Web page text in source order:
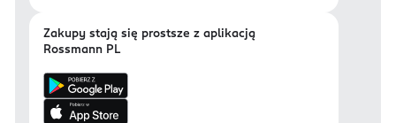
Zakupy stają się prostsze z aplikacją
Rossmann PL